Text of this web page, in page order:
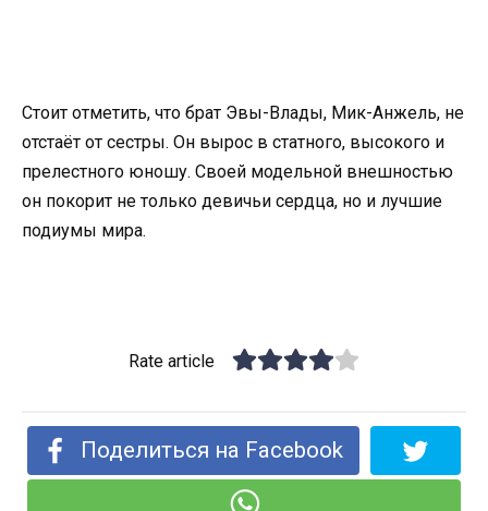
Стоит отметить, что брат Эвы-Влады, Мик-Анжель, не
отстаёт от сестры. Он вырос в статного, высокого и
прелестного юношу. Своей модельной внешностью
он покорит не только девичьи сердца, но и лучшие
подиумы мира.
Rate article
Поделиться на Facebook